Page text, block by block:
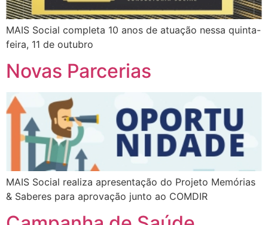
MAIS Social completa 10 anos de atuação nessa quinta-
feira, 11 de outubro
Novas Parcerias
MAIS Social realiza apresentação do Projeto Memórias
& Saberes para aprovação junto ao COMDIR